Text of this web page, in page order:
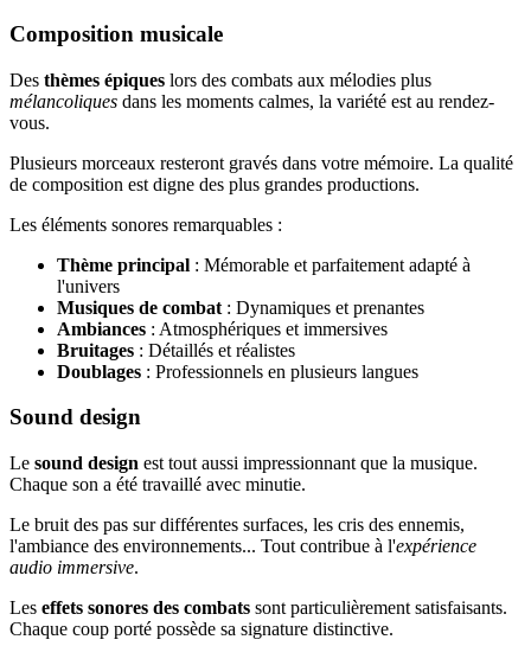
Composition musicale
Des thèmes épiques lors des combats aux mélodies plus
mélancoliques dans les moments calmes, la variété est au rendez-
vous.
Plusieurs morceaux resteront gravés dans votre mémoire. La qualité
de composition est digne des plus grandes productions.
Les éléments sonores remarquables :
Thème principal : Mémorable et parfaitement adapté à
l'univers
Musiques de combat : Dynamiques et prenantes
Ambiances : Atmosphériques et immersives
Bruitages : Détaillés et réalistes
Doublages : Professionnels en plusieurs langues
Sound design
Le sound design est tout aussi impressionnant que la musique.
Chaque son a été travaillé avec minutie.
Le bruit des pas sur différentes surfaces, les cris des ennemis,
l'ambiance des environnements... Tout contribue à l'expérience
audio immersive.
Les effets sonores des combats sont particulièrement satisfaisants.
Chaque coup porté possède sa signature distinctive.